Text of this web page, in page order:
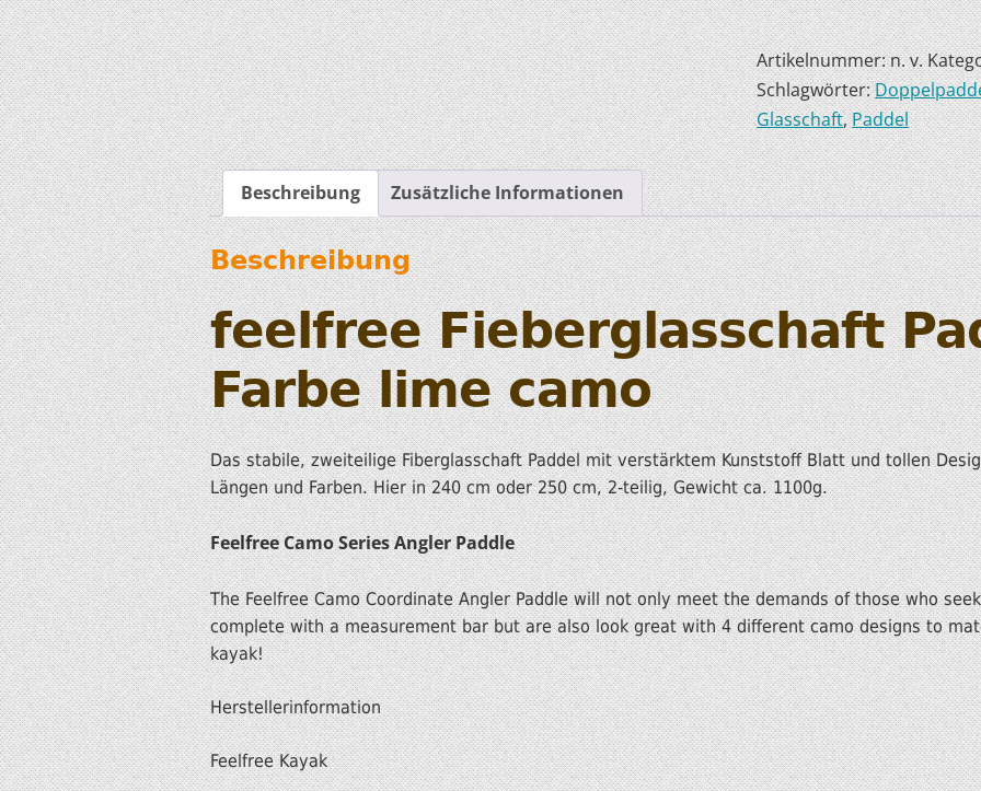
HOBIE KAJAKS
ELEKTROMOTORE
Artikelnummer:n. v.
Schlagwörter:
Glasschaft,Paddel
Beschreibung Zusätzliche Informationen
Beschreibung
feelfree Fieberglasschaft
Farbe lime camo
Das stabile, zweiteilige Fiberglasschaft Paddel mit verstärktem Kunststoff Blatt und tollen
Längen und Farben. Hier in 240 cm oder 250 cm, 2-teilig, Gewicht ca. 1100g.
Feelfree Camo Series Angler Paddle
The Feelfree Camo Coordinate Angler Paddle will not only meet the demands of those who
complete with a measurement bar but are also look great with 4 different camo designs to
kayak!
Herstellerinformation
Feelfree Kayak